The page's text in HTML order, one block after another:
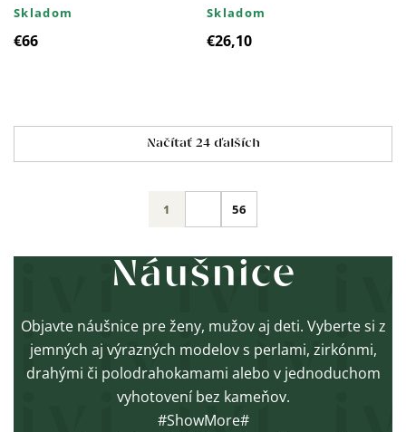
Skladom
€66
Skladom
€26,10
Ovládacie
prvky
Načítať 24 ďalších
Stránkovanie
1 56
Náušnice
Objavte náušnice pre ženy, mužov aj deti. Vyberte si z
jemných aj výrazných modelov s perlami, zirkónmi,
drahými či polodrahokamami alebo v jednoduchom
vyhotovení bez kameňov.
#ShowMore#